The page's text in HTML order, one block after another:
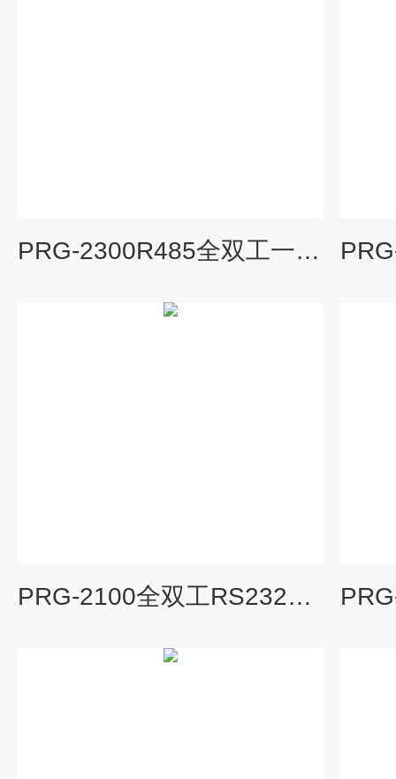
PRG-2300R485全双工一进一出4-20mA隔离式安全栅
PRG-2100全双工RS232一进一出4-20mA隔离式安全栅